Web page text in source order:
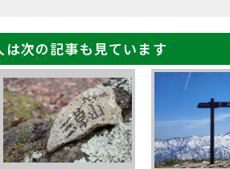
は次の記事も見ています